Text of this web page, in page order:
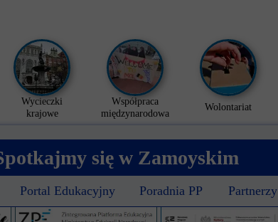
Partnerzy
Poradnia PP
Portal Edukacyjny
się w Zamoyskim
Wycieczki
krajowe
Współpraca
międzynarodowa
Wolontariat